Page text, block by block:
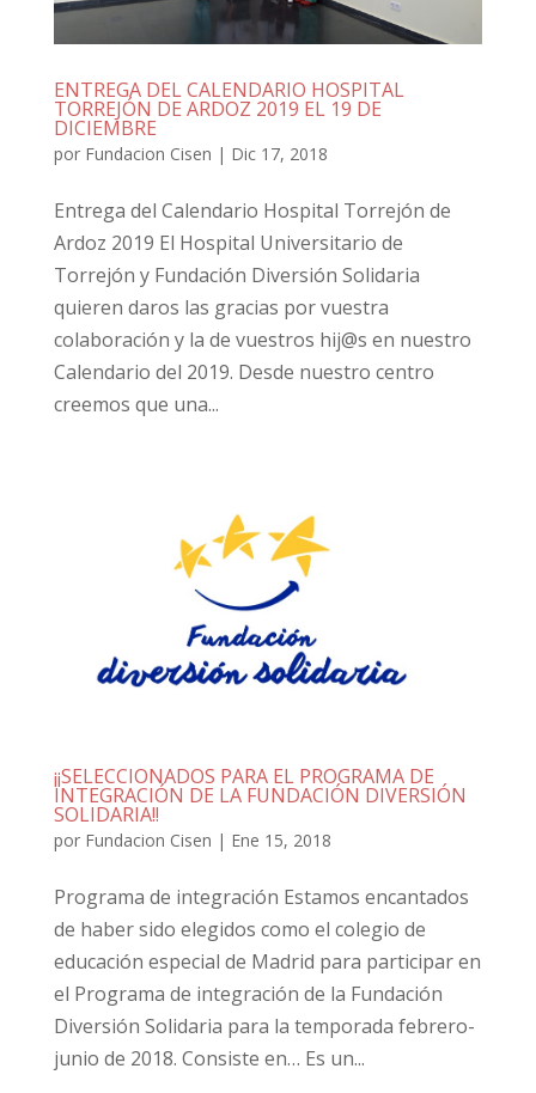
ENTREGA DEL CALENDARIO HOSPITAL
TORREJÓN DE ARDOZ 2019 EL 19 DE
DICIEMBRE
por Fundacion Cisen | Dic 17, 2018
Entrega del Calendario Hospital Torrejón de
Ardoz 2019 El Hospital Universitario de
Torrejón y Fundación Diversión Solidaria
quieren daros las gracias por vuestra
colaboración y la de vuestros hij@s en nuestro
Calendario del 2019. Desde nuestro centro
creemos que una...
¡¡SELECCIONADOS PARA EL PROGRAMA DE
INTEGRACIÓN DE LA FUNDACIÓN DIVERSIÓN
SOLIDARIA!!
por Fundacion Cisen | Ene 15, 2018
Programa de integración Estamos encantados
de haber sido elegidos como el colegio de
educación especial de Madrid para participar en
el Programa de integración de la Fundación
Diversión Solidaria para la temporada febrero-
junio de 2018. Consiste en… Es un...